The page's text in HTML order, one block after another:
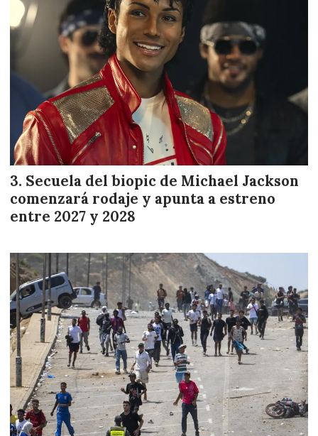
Secuela del biopic de Michael Jackson
comenzará rodaje y apunta a estreno
entre 2027 y 2028